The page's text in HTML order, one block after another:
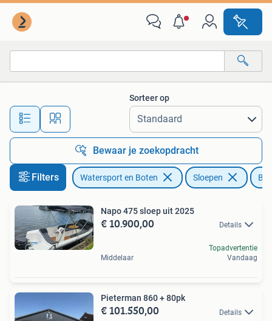
Alle afstanden…
Sorteer op
Bewaar je zoekopdracht
Filters Watersport en Boten Sloepen
Napo 475 sloep uit 2025
€ 10.900,00 Details
Middelaar
Topadvertentie
Vandaag
Pieterman 860 + 80pk
€ 101.550,00 Details